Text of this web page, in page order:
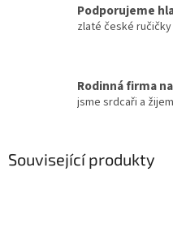
Podporujeme
zlaté české
Rodinná firma
jsme srdcaři a
Související produkty